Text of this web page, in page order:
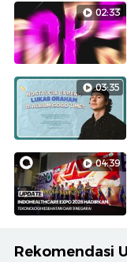
02:33
03:35
04:39
Rekomendasi